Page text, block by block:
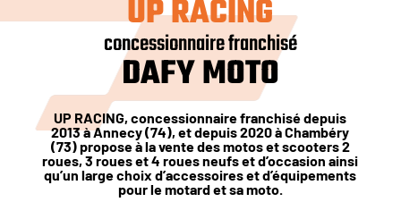
UP RACING
concessionnaire franchisé
DAFY MOTO
UP RACING, concessionnaire franchisé depuis
2013 à Annecy (74), et depuis 2020 à Chambéry
(73) propose à la vente desmotos et scooters 2
roues, 3 roues et 4 roues neufs et d’occasion ainsi
qu’un large choix d’accessoires et d’équipements
pour le motard et sa moto.